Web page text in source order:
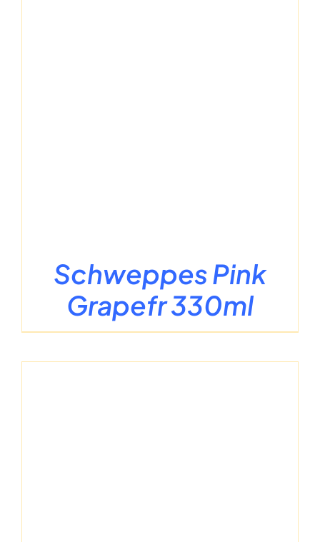
Schweppes Pink
Grapefr 330ml